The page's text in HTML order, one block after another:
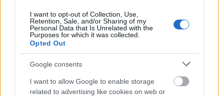
I want to opt-out of Collection, Use,
Retention, Sale, and/or Sharing of my
Personal Data that Is Unrelated with the
Purposes for which it was collected.
Opted Out
Google consents
I want to allow Google to enable storage
related to advertising like cookies on web or
Στείλε μήνυμα στο Viber
Ακολουθήστε μας για όλες τιςειδήσειςστο Bing News
και το Google News